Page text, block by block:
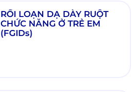
RỐI LOẠN DẠ DÀY RUỘT
CHỨC NĂNG Ở TRẺ EM
(FGIDs)